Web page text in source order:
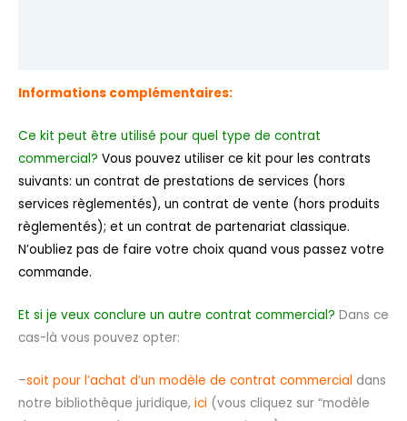
Informations complémentaires:
Ce kit peut être utilisé pour quel type de contrat
commercial? Vous pouvez utiliser ce kit pour les contrats
suivants: un contrat de prestations de services (hors
services règlementés), un contrat de vente (hors produits
règlementés); et un contrat de partenariat classique.
N’oubliez pas de faire votre choix quand vous passez votre
commande.
Et si je veux conclure un autre contrat commercial? Dans ce
cas-là vous pouvez opter:
–soit pour l’achat d’un modèle de contrat commercial dans
notre bibliothèque juridique, ici (vous cliquez sur “modèle